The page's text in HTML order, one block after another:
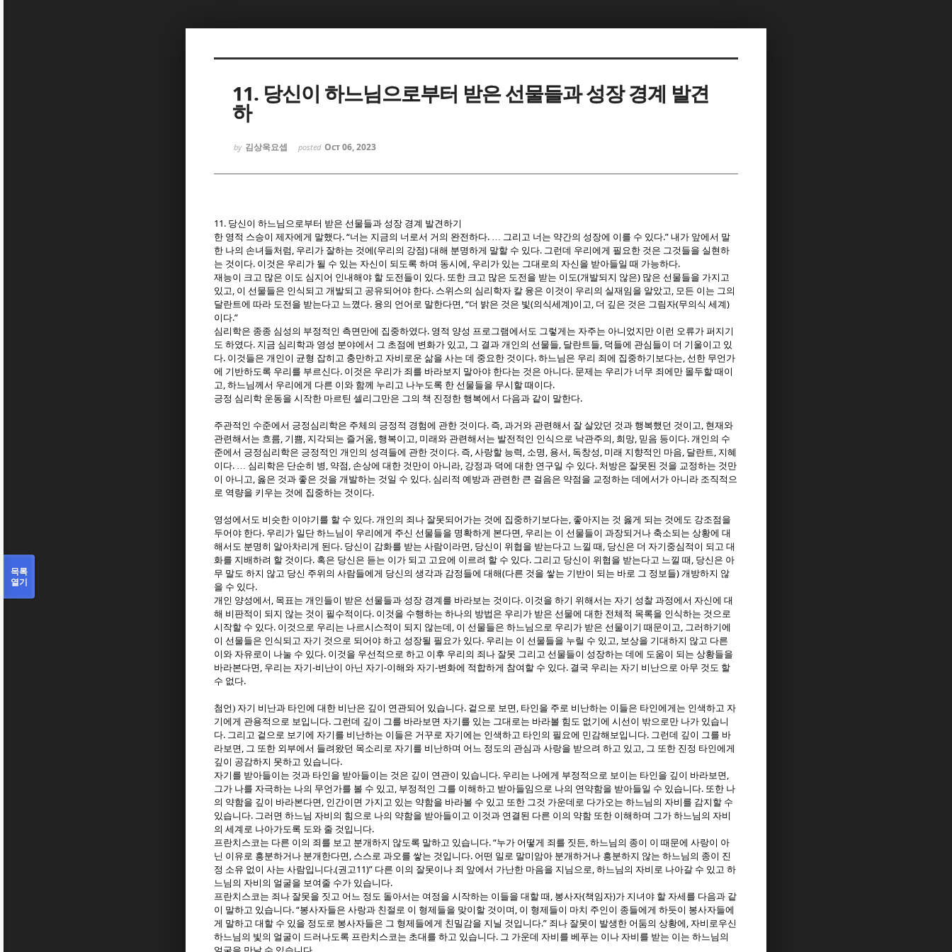
11. 당신이 하느님으로부터 받은 선물들과 성장 경계 발견
하
by 김상욱요셉 posted Oct 06, 2023
11. 당신이 하느님으로부터 받은 선물들과 성장 경계 발견하기
한 영적 스승이 제자에게 말했다. “너는 지금의 너로서 거의 완전하다. … 그리고 너는 약간의 성장에 이를 수 있다.” 내가 앞에서 말
한 나의 손녀들처럼 , 우리가 잘하는 것에(우리의 강점) 대해 분명하게 말할 수 있다. 그런데 우리에게 필요한 것은 그것들을 실현하
는 것이다. 이것은 우리가 될 수 있는 자신이 되도록 하며 동시에 , 우리가 있는 그대로의 자신을 받아들일 때 가능하다.
재능이 크고 많은 이도 심지어 인내해야 할 도전들이 있다. 또한 크고 많은 도전을 받는 이도(개발되지 않은) 많은 선물들을 가지고
있고, 이 선물들은 인식되고 개발되고 공유되어야 한다. 스위스의 심리학자 칼 융은 이것이 우리의 실재임을 알았고, 모든 이는 그의
달란트에 따라 도전을 받는다고 느꼈다. 융의 언어로 말한다면 , “더 밝은 것은 빛(의식세계)이고, 더 깊은 것은 그림자(무의식 세계)
이다.”
심리학은 종종 심성의 부정적인 측면만에 집중하였다. 영적 양성 프로그램에서도 그렇게는 자주는 아니었지만 이런 오류가 퍼지기
도 하였다. 지금 심리학과 영성 분야에서 그 초점에 변화가 있고, 그 결과 개인의 선물들, 달란트들, 덕들에 관심들이 더 기울이고 있
다. 이것들은 개인이 균형 잡히고 충만하고 자비로운 삶을 사는 데 중요한 것이다. 하느님은 우리 죄에 집중하기보다는, 선한 무언가
에 기반하도록 우리를 부르신다. 이것은 우리가 죄를 바라보지 말아야 한다는 것은 아니다. 문제는 우리가 너무 죄에만 몰두할 때이
고, 하느님께서 우리에게 다른 이와 함께 누리고 나누도록 한 선물들을 무시할 때이다.
긍정 심리학 운동을 시작한 마르틴 셀리그만은 그의 책 진정한 행복에서 다음과 같이 말한다.
주관적인 수준에서 긍정심리학은 주체의 긍정적 경험에 관한 것이다. 즉, 과거와 관련해서 잘 살았던 것과 행복했던 것이고, 현재와
관련해서는 흐름, 기쁨, 지각되는 즐거움, 행복이고, 미래와 관련해서는 발전적인 인식으로 낙관주의 , 희망, 믿음 등이다. 개인의 수
준에서 긍정심리학은 긍정적인 개인의 성격들에 관한 것이다. 즉, 사랑할 능력 , 소명 , 용서 , 독창성 , 미래 지향적인 마음, 달란트, 지혜
이다. … 심리학은 단순히 병 , 약점 , 손상에 대한 것만이 아니라, 강정과 덕에 대한 연구일 수 있다. 처방은 잘못된 것을 교정하는 것만
이 아니고, 옳은 것과 좋은 것을 개발하는 것일 수 있다. 심리적 예방과 관련한 큰 걸음은 약점을 교정하는 데에서가 아니라 조직적으
로 역량을 키우는 것에 집중하는 것이다.
영성에서도 비슷한 이야기를 할 수 있다. 개인의 죄나 잘못되어가는 것에 집중하기보다는, 좋아지는 것 옳게 되는 것에도 강조점을
두어야 한다. 우리가 일단 하느님이 우리에게 주신 선물들을 명확하게 본다면 , 우리는 이 선물들이 과장되거나 축소되는 상황에 대
해서도 분명히 알아차리게 된다. 당신이 감화를 받는 사람이라면 , 당신이 위협을 받는다고 느낄 때 , 당신은 더 자기중심적이 되고 대
화를 지배하려 할 것이다. 혹은 당신은 듣는 이가 되고 고요에 이르려 할 수 있다. 그리고 당신이 위협을 받는다고 느낄 때 , 당신은 아
무 말도 하지 않고 당신 주위의 사람들에게 당신의 생각과 감정들에 대해(다른 것을 쌓는 기반이 되는 바로 그 정보들) 개방하지 않
을 수 있다.
개인 양성에서 , 목표는 개인들이 받은 선물들과 성장 경계를 바라보는 것이다. 이것을 하기 위해서는 자기 성찰 과정에서 자신에 대
해 비판적이 되지 않는 것이 필수적이다. 이것을 수행하는 하나의 방법은 우리가 받은 선물에 대한 전체적 목록을 인식하는 것으로
시작할 수 있다. 이것으로 우리는 나르시스적이 되지 않는데 , 이 선물들은 하느님으로 우리가 받은 선물이기 때문이고, 그러하기에
이 선물들은 인식되고 자기 것으로 되어야 하고 성장될 필요가 있다. 우리는 이 선물들을 누릴 수 있고, 보상을 기대하지 않고 다른
이와 자유로이 나눌 수 있다. 이것을 우선적으로 하고 이후 우리의 죄나 잘못 그리고 선물들이 성장하는 데에 도움이 되는 상황들을
바라본다면 , 우리는 자기-비난이 아닌 자기-이해와 자기-변화에 적합하게 참여할 수 있다. 결국 우리는 자기 비난으로 아무 것도 할
수 없다.
첨언) 자기 비난과 타인에 대한 비난은 깊이 연관되어 있습니다. 겉으로 보면 , 타인을 주로 비난하는 이들은 타인에게는 인색하고 자
기에게 관용적으로 보입니다. 그런데 깊이 그를 바라보면 자기를 있는 그대로는 바라볼 힘도 없기에 시선이 밖으로만 나가 있습니
다. 그리고 겉으로 보기에 자기를 비난하는 이들은 거꾸로 자기에는 인색하고 타인의 필요에 민감해보입니다. 그런데 깊이 그를 바
라보면 , 그 또한 외부에서 들려왔던 목소리로 자기를 비난하며 어느 정도의 관심과 사랑을 받으려 하고 있고, 그 또한 진정 타인에게
깊이 공감하지 못하고 있습니다.
자기를 받아들이는 것과 타인을 받아들이는 것은 깊이 연관이 있습니다. 우리는 나에게 부정적으로 보이는 타인을 깊이 바라보면 ,
그가 나를 자극하는 나의 무언가를 볼 수 있고, 부정적인 그를 이해하고 받아들임으로 나의 연약함을 받아들일 수 있습니다. 또한 나
의 약함을 깊이 바라본다면 , 인간이면 가지고 있는 약함을 바라볼 수 있고 또한 그것 가운데로 다가오는 하느님의 자비를 감지할 수
있습니다. 그러면 하느님 자비의 힘으로 나의 약함을 받아들이고 이것과 연결된 다른 이의 약함 또한 이해하며 그가 하느님의 자비
의 세계로 나아가도록 도와 줄 것입니다.
프란치스코는 다른 이의 죄를 보고 분개하지 않도록 말하고 있습니다. “누가 어떻게 죄를 짓든, 하느님의 종이 이 때문에 사랑이 아
닌 이유로 흥분하거나 분개한다면 , 스스로 과오를 쌓는 것입니다. 어떤 일로 말미암아 분개하거나 흥분하지 않는 하느님의 종이 진
정 소유 없이 사는 사람입니다.(권고11)” 다른 이의 잘못이나 죄 앞에서 가난한 마음을 지님으로, 하느님의 자비로 나아갈 수 있고 하
느님의 자비의 얼굴을 보여줄 수가 있습니다.
프란치스코는 죄나 잘못을 짓고 어느 정도 돌아서는 여정을 시작하는 이들을 대할 때 , 봉사자(책임자)가 지녀야 할 자세를 다음과 같
이 말하고 있습니다. “봉사자들은 사랑과 친절로 이 형제들을 맞이할 것이며 , 이 형제들이 마치 주인이 종들에게 하듯이 봉사자들에
게 말하고 대할 수 있을 정도로 봉사자들은 그 형제들에게 친밀감을 지닐 것입니다.” 죄나 잘못이 발생한 어둠의 상황에 , 자비로우신
하느님의 빛의 얼굴이 드러나도록 프란치스코는 초대를 하고 있습니다. 그 가운데 자비를 베푸는 이나 자비를 받는 이는 하느님의
목록
열기
Sketchbook5, 스케치북5
Sketchbook5, 스케치북5
Sketchbook5, 스케치북5
Sketchbook5, 스케치북5